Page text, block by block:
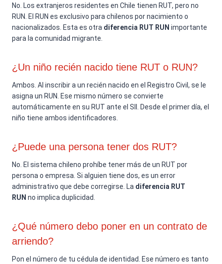
No. Los extranjeros residentes en Chile tienen RUT, pero no
RUN. El RUN es exclusivo para chilenos por nacimiento o
nacionalizados. Esta es otra diferencia RUT RUN importante
para la comunidad migrante.
¿Un niño recién nacido tiene RUT o RUN?
Ambos. Al inscribir a un recién nacido en el Registro Civil, se le
asigna un RUN. Ese mismo número se convierte
automáticamente en su RUT ante el SII. Desde el primer día, el
niño tiene ambos identificadores.
¿Puede una persona tener dos RUT?
No. El sistema chileno prohíbe tener más de un RUT por
persona o empresa. Si alguien tiene dos, es un error
administrativo que debe corregirse. La diferencia RUT
RUN no implica duplicidad.
¿Qué número debo poner en un contrato de
arriendo?
Pon el número de tu cédula de identidad. Ese número es tanto